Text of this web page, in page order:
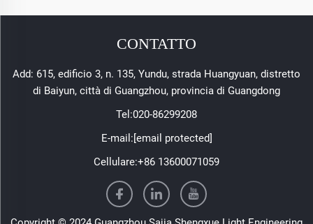
CONTATTO
Add: 615, edificio 3, n. 135, Yundu, strada Huangyuan, distretto
di Baiyun, città di Guangzhou, provincia di Guangdong
Tel:020-86299208
E-mail:[email protected]
Cellulare:+86 13600071059